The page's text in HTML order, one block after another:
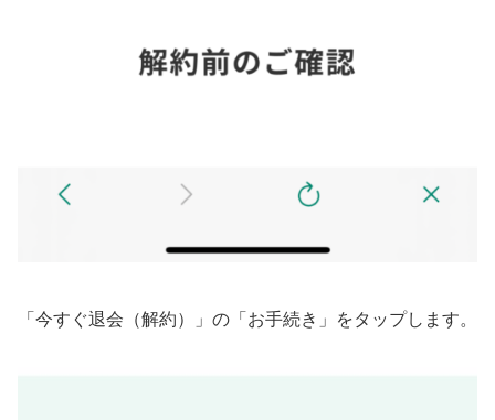
「今すぐ退会（解約）」の「お手続き」をタップします。